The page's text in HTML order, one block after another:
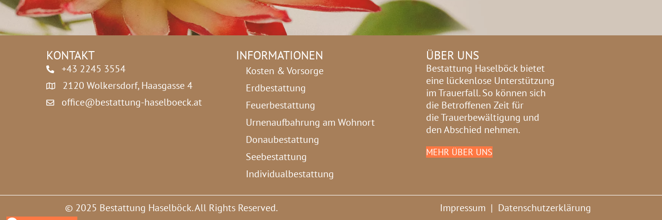
*
KONTAKT
+43 2245 3554
2120 Wolkersdorf, Haasgasse 4
office@bestattung-haselboeck.at
INFORMATIONEN
Kosten & Vorsorge
Erdbestattung
Feuerbestattung
Urnenaufbahrung am Wohnort
Donaubestattung
Seebestattung
Individualbestattung
ÜBER UNS
Bestattung Haselböck bietet
eine lückenlose Unterstützung
im Trauerfall. So können sich
die Betroffenen Zeit für
die Trauerbewältigung und
den Abschied nehmen.
MEHR ÜBER UNS
© 2025 Bestattung Haselböck. All Rights Reserved. Impressum | Datenschutzerklärung